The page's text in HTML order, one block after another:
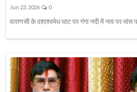
Jun 23, 2026 0
वाराणसी के दशाश्वमेध घाट पर गंगा नदी में नाव पर मांस